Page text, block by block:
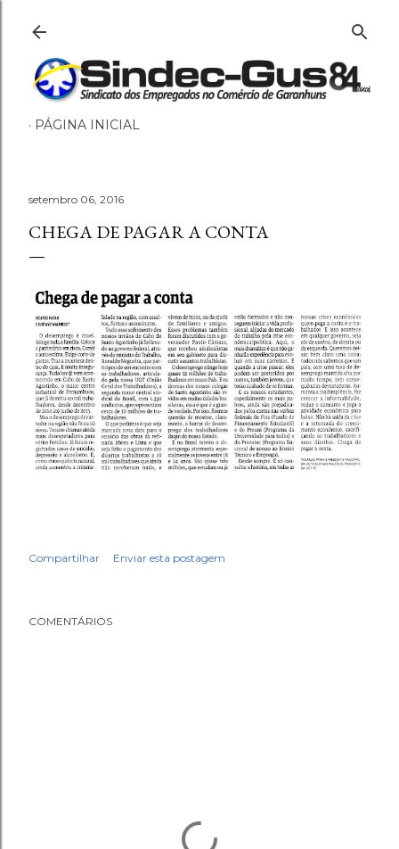
PÁGINA INICIAL
setembro 06, 2016
CHEGA DE PAGAR A CONTA
Compartilhar Enviar esta postagem
COMENTÁRIOS